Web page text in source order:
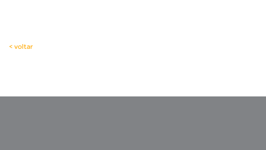
< voltar